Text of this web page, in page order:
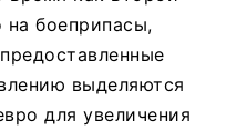
боеприпасы,
выделяются
для увеличения